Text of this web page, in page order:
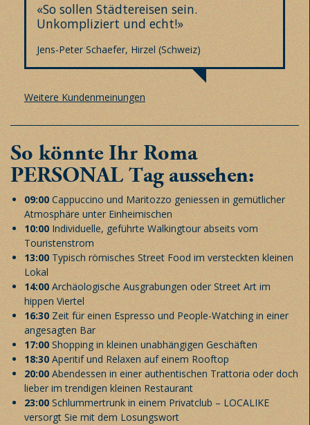
«So sollen Städtereisen sein.
Unkompliziert und echt!»
Jens-Peter Schaefer, Hirzel (Schweiz)
Weitere Kundenmeinungen
So könnte Ihr Roma
PERSONAL Tag aussehen:
09:00 Cappuccino und Maritozzo geniessen in gemütlicher
Atmosphäre unter Einheimischen
10:00Individuelle, geführte Walkingtour abseits vom
Touristenstrom
13:00 Typisch römisches Street Food im versteckten kleinen
Lokal
14:00 Archäologische Ausgrabungen oder Street Art im
hippen Viertel
16:30Zeit für einen Espresso und People-Watching in einer
angesagten Bar
17:00Shopping in kleinen unabhängigen Geschäften
18:30 Aperitif und Relaxen auf einem Rooftop
20:00 Abendessen in einer authentischen Trattoria oder doch
lieber im trendigen kleinen Restaurant
23:00 Schlummertrunk in einem Privatclub – LOCALIKE
versorgt Sie mit dem Losungswort